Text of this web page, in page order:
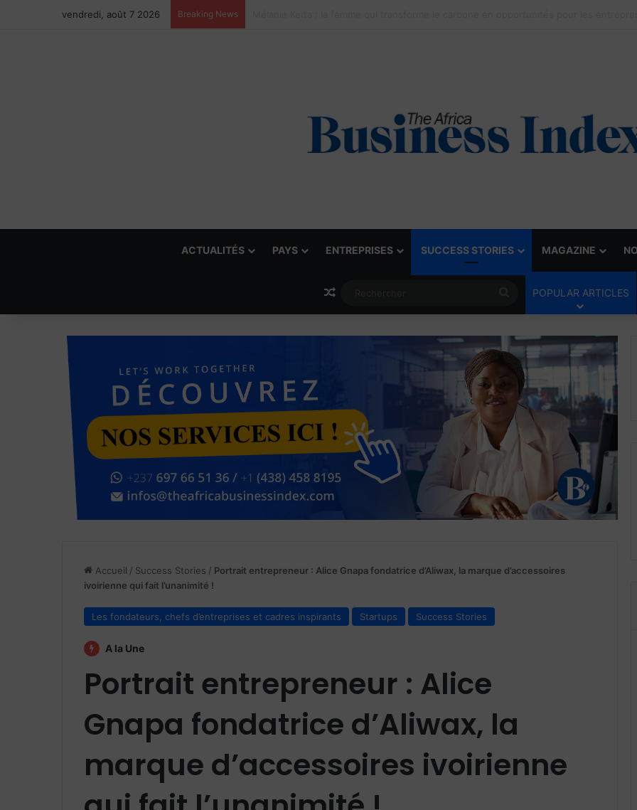
vendredi, août 7 2026 Breaking News
ACTUALITÉS PAYS ENTREPRISES SUCCESS STORIES MAGAZINE
Article Aléatoire Rechercher
POPULAR ARTICLES
Accueil / Success Stories / Portrait entrepreneur : Alice Gnapa fondatrice d’Aliwax, la marque d’accessoires
ivoirienne qui fait l’unanimité !
Les fondateurs, chefs d’entreprises et cadres inspirants Startups Success Stories
A la Une
Portrait entrepreneur : Alice
Gnapa fondatrice d’Aliwax, la
marque d’accessoires ivoirienne